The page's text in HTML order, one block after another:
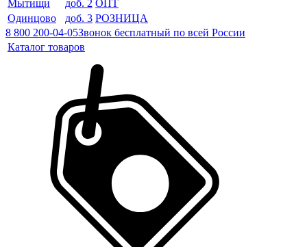
Мытищи
доб. 2 ОПТ
Одинцово
доб. 3 РОЗНИЦА
8 800 200-04-05Звонок бесплатный по всей России
Каталог товаров